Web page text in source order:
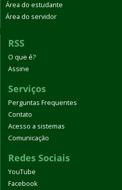
Área do estudante
Área do servidor
RSS
O que é?
Assine
Serviços
Perguntas Frequentes
Contato
Acesso a sistemas
Comunicação
Redes Sociais
YouTube
Facebook